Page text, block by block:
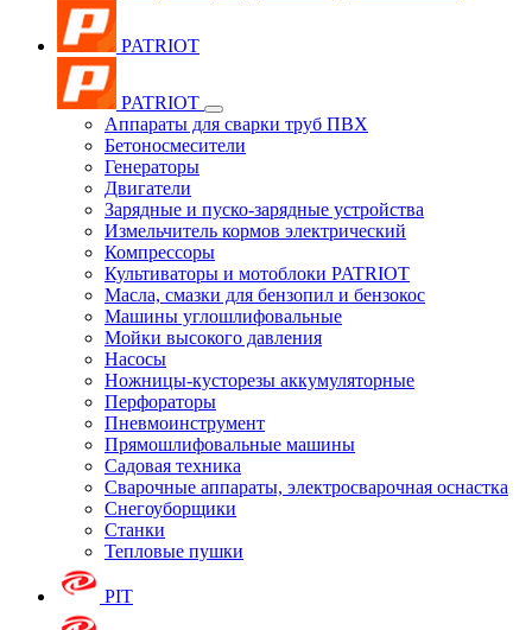
PATRIOT
PATRIOT
Аппараты для сварки труб ПВХ
Бетоносмесители
Генераторы
Двигатели
Зарядные и пуско-зарядные устройства
Измельчитель кормов электрический
Компрессоры
Культиваторы и мотоблоки PATRIOT
Масла, смазки для бензопил и бензокос
Машины углошлифовальные
Мойки высокого давления
Насосы
Ножницы-кусторезы аккумуляторные
Перфораторы
Пневмоинструмент
Прямошлифовальные машины
Садовая техника
Сварочные аппараты, электросварочная оснастка
Снегоуборщики
Станки
Тепловые пушки
PIT